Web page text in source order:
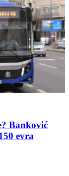
Banković
evra